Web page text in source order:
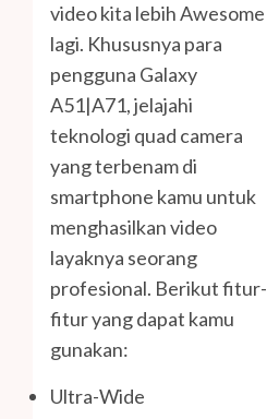
video kita lebih Awesome
lagi. Khususnya para
pengguna Galaxy
A51|A71, jelajahi
teknologi quad camera
yang terbenam di
smartphone kamu untuk
menghasilkan video
layaknya seorang
profesional. Berikut fitur-
fitur yang dapat kamu
gunakan:
Ultra-Wide